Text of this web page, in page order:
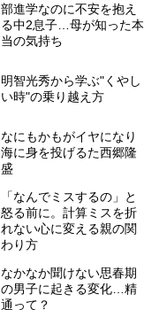
部進学なのに不安を抱え
る中2息子…母が知った本
当の気持ち
明智光秀から学ぶ"くやし
い時"の乗り越え方
なにもかもがイヤになり
海に身を投げるた西郷隆
盛
「なんでミスするの」と
怒る前に。計算ミスを折
れない心に変える親の関
わり方
なかなか聞けない思春期
の男子に起きる変化…精
通って？